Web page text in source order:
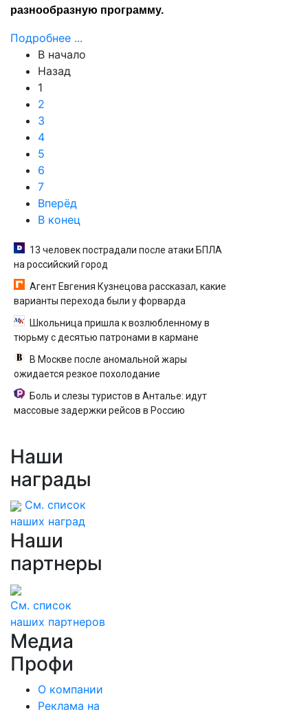
разнообразную программу.
Подробнее ...
В начало
Назад
1
2
3
4
5
6
7
Вперёд
В конец
13 человек пострадали после атаки БПЛА
на российский город
Агент Евгения Кузнецова рассказал, какие
варианты перехода были у форварда
Школьница пришла к возлюбленному в
тюрьму с десятью патронами в кармане
В Москве после аномальной жары
ожидается резкое похолодание
Боль и слезы туристов в Анталье: идут
массовые задержки рейсов в Россию
Наши
награды
См. список
наших наград
Наши
партнеры
См. список
наших партнеров
Медиа
Профи
О компании
Реклама на